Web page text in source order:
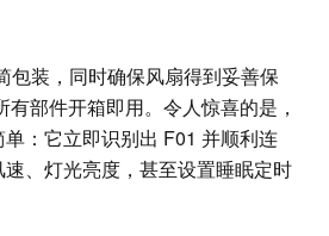
包装，同时确保风扇得到妥善保
部件开箱即用。令人惊喜的是，
：它立即识别出 F01 并顺利连
、灯光亮度，甚至设置睡眠定时